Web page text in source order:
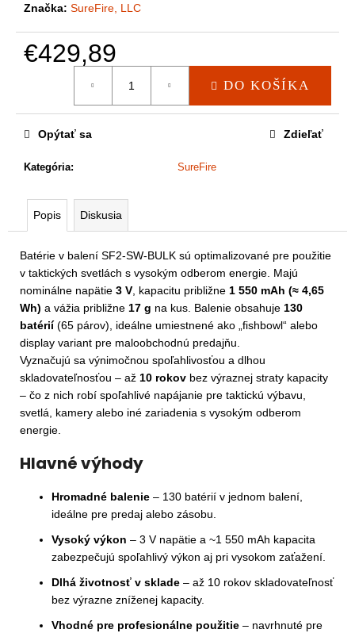
Značka: SureFire, LLC
€429,89
DO KOŠÍKA
Kategória: SureFire
Opýtať sa Zdieľať
Popis Diskusia
Batérie v balení SF2-SW-BULK sú optimalizované pre použitie
v taktických svetlách s vysokým odberom energie. Majú
nominálne napätie 3 V , kapacitu približne 1 550 mAh (≈ 4,65
Wh) a vážia približne 17 g na kus. Balenie obsahuje 130
batérií(65 párov), ideálne umiestnené ako „fishbowl“ alebo
display variant pre maloobchodnú predajňu.
Vyznačujú sa výnimočnou spoľahlivosťou a dlhou
skladovateľnosťou – až 10 rokov bez výraznej straty kapacity
– čo z nich robí spoľahlivé napájanie pre taktickú výbavu,
svetlá, kamery alebo iné zariadenia s vysokým odberom
energie.
Hlavné výhody
Hromadné balenie – 130 batérií v jednom balení,
ideálne pre predaj alebo zásobu.
Vysoký výkon – 3 V napätie a ~1 550 mAh kapacita
zabezpečujú spoľahlivý výkon aj pri vysokom zaťažení.
Dlhá životnosť v sklade – až 10 rokov skladovateľnosť
bez výrazne zníženej kapacity.
Vhodné pre profesionálne použitie – navrhnuté pre
ú
č
a
m